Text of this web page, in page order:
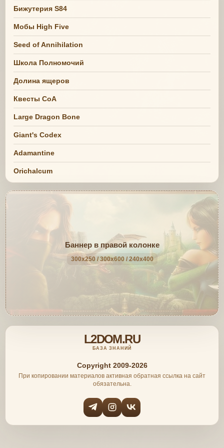
Бижутерия S84
Мобы High Five
Seed of Annihilation
Школа Полномочий
Долина ящеров
Квесты СоА
Large Dragon Bone
Giant's Codex
Adamantine
Orichalcum
Баннер в правой колонке
300x250 / 300x600 / 240x400
L2DOM.RU
БАЗА ЗНАНИЙ
Copyright 2009-2026
При копировании материалов активная обратная ссылка на сайт
обязательна.